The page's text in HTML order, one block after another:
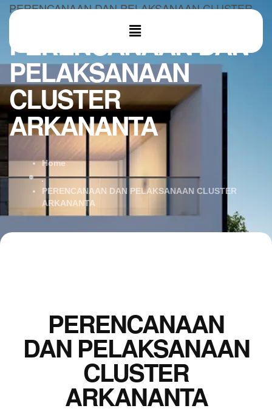
PERENCANAAN DAN PELAKSANAAN CLUSTER
ARKANANTA
PERENCANAAN DAN
PELAKSANAAN
CLUSTER
ARKANANTA
Home
PERENCANAAN DAN PELAKSANAAN CLUSTER
ARKANANTA
PERENCANAAN
DAN PELAKSANAAN
CLUSTER
ARKANANTA